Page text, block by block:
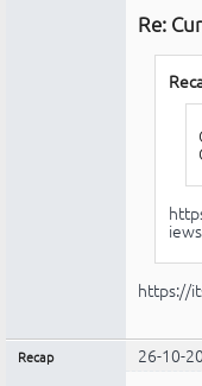
Re:
https://
Recap 26-10-